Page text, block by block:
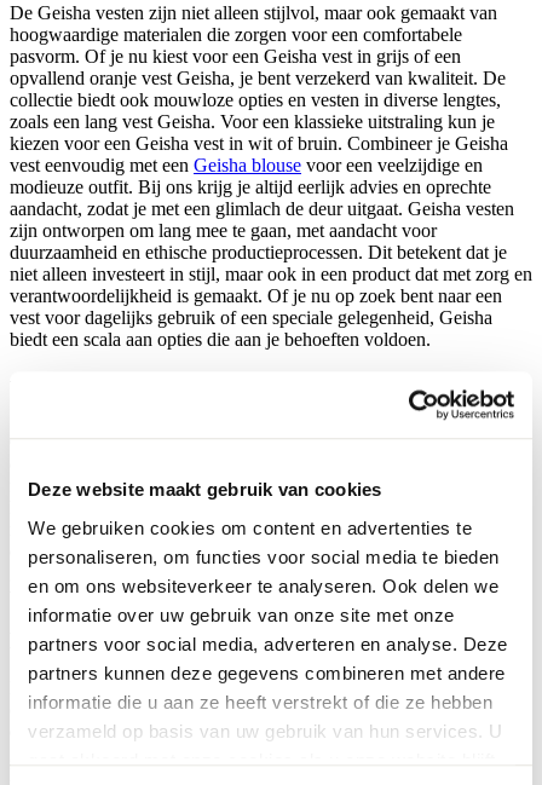
Deze website maakt gebruik van cookies
We gebruiken cookies om content en advertenties te
personaliseren, om functies voor social media te bieden
en om ons websiteverkeer te analyseren. Ook delen we
informatie over uw gebruik van onze site met onze
partners voor social media, adverteren en analyse. Deze
partners kunnen deze gegevens combineren met andere
informatie die u aan ze heeft verstrekt of die ze hebben
verzameld op basis van uw gebruik van hun services. U
De Geisha vesten zijn niet alleen stijlvol, maar ook gemaakt van
hoogwaardige materialen die zorgen voor een comfortabele
pasvorm. Of je nu kiest voor een Geisha vest in grijs of een
opvallend oranje vest Geisha, je bent verzekerd van kwaliteit. De
collectie biedt ook mouwloze opties en vesten in diverse lengtes,
zoals een lang vest Geisha. Voor een klassieke uitstraling kun je
kiezen voor een Geisha vest in wit of bruin. Combineer je Geisha
vest eenvoudig met een Geisha blouse voor een veelzijdige en
modieuze outfit. Bij ons krijg je altijd eerlijk advies en oprechte
aandacht, zodat je met een glimlach de deur uitgaat. Geisha vesten
zijn ontworpen om lang mee te gaan, met aandacht voor
duurzaamheid en ethische productieprocessen. Dit betekent dat je
niet alleen investeert in stijl, maar ook in een product dat met zorg en
verantwoordelijkheid is gemaakt. Of je nu op zoek bent naar een
vest voor dagelijks gebruik of een speciale gelegenheid, Geisha
biedt een scala aan opties die aan je behoeften voldoen.
Veelgestelde vragen over Geisha vest
Geisha vesten zijn populair vanwege hun veelzijdigheid en stijlvolle
formelers, een Geisha vest biedt uitkomst. De collectie varieert van
roze en groen. Elk vest is ontworpen met oog voor detail en biedt
een comfortabele pasvorm. Dit maakt ze ideaal voor dagelijks
gebruik en speciale gelegenheden. Ontdek de diversiteit en kwaliteit
van Geisha vesten in onze winkel.
Hoe combineer ik een Geisha vest?
Een Geisha vest is eenvoudig te combineren met verschillende
outfits. Voor een elegante look kun je een Geisha vest dragen over
eenGeisha blouse lange mouw. Dit zorgt voor een stijlvolle en